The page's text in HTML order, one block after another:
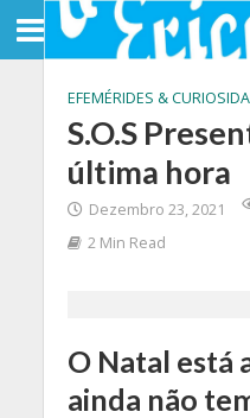
EFEMÉRIDES &
S.O.S
última hora
Dezembro 23, 2021
2 Min Read
O Natal está
ainda não